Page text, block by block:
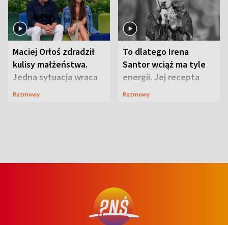
Maciej Orłoś zdradził
kulisy małżeństwa.
Jedna sytuacja wraca
jak bumerang
Rozmowy
To dlatego Irena
Santor wciąż ma tyle
energii. Jej recepta
jest zaskakująco
Rozmowy